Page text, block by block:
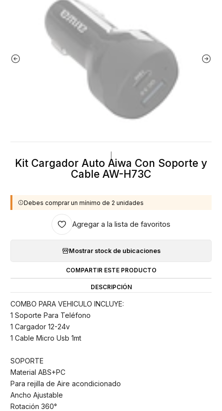
Kit Cargador Auto Aiwa Con Soporte y
Cable AW-H73C
Debes comprar un mínimo de 2 unidades
Agregar a la lista de favoritos
Mostrar stock de ubicaciones
COMPARTIR ESTE PRODUCTO
DESCRIPCIÓN
COMBO PARA VEHICULO INCLUYE:
1 Soporte Para Teléfono
1 Cargador 12-24v
1 Cable Micro Usb 1mt
SOPORTE
Material ABS+PC
Para rejilla de Aire acondicionado
Ancho Ajustable
Rotación 360°